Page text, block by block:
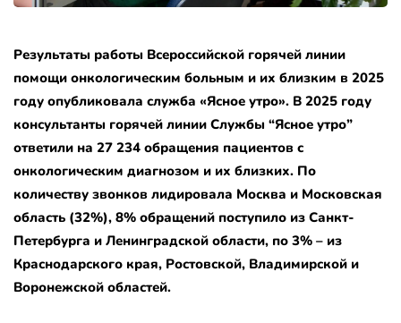
Результаты работы Всероссийской горячей линии
помощи онкологическим больным и их близким в 2025
году опубликовала служба «Ясное утро». В 2025 году
консультанты горячей линии Службы “Ясное утро”
ответили на 27 234 обращения пациентов с
онкологическим диагнозом и их близких. По
количеству звонков лидировала Москва и Московская
область (32%), 8% обращений поступило из Санкт-
Петербурга и Ленинградской области, по 3% – из
Краснодарского края, Ростовской, Владимирской и
Воронежской областей.